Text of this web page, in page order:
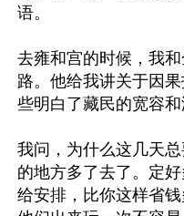
语。
去雍和宫的时候，我
路。他给我讲关于因
些明白了藏民的宽容和
我问，为什么这几天
的地方多了去了。定
给安排，比你这样省